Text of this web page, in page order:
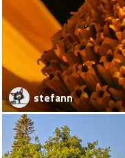
stefann